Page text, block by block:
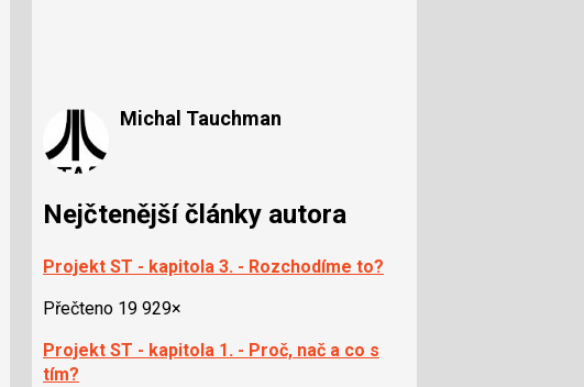
Michal Tauchman
Nejčtenější články autora
Projekt ST - kapitola 3. - Rozchodíme to?
Přečteno 19 929×
Projekt ST - kapitola 1. - Proč, nač a co s
tím?